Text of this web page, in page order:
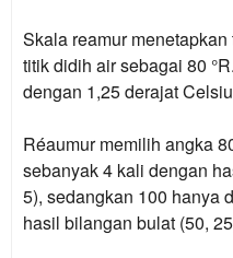
Skala reamur
titik didih air sebagai 80
dengan 1,25 derajat
Réaumurmemilih angka
sebanyak 4 kali dengan
5), sedangkan 100 hanya
hasil bilangan bulat (50,